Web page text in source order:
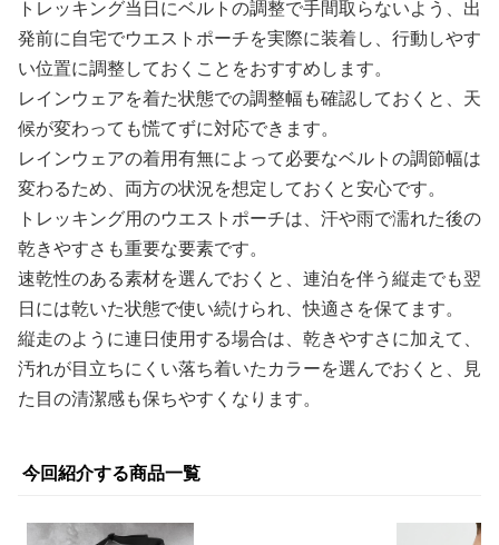
トレッキング当日にベルトの調整で手間取らないよう、出
発前に自宅でウエストポーチを実際に装着し、行動しやす
い位置に調整しておくことをおすすめします。
レインウェアを着た状態での調整幅も確認しておくと、天
候が変わっても慌てずに対応できます。
レインウェアの着用有無によって必要なベルトの調節幅は
変わるため、両方の状況を想定しておくと安心です。
トレッキング用のウエストポーチは、汗や雨で濡れた後の
乾きやすさも重要な要素です。
速乾性のある素材を選んでおくと、連泊を伴う縦走でも翌
日には乾いた状態で使い続けられ、快適さを保てます。
縦走のように連日使用する場合は、乾きやすさに加えて、
汚れが目立ちにくい落ち着いたカラーを選んでおくと、見
た目の清潔感も保ちやすくなります。
今回紹介する商品一覧